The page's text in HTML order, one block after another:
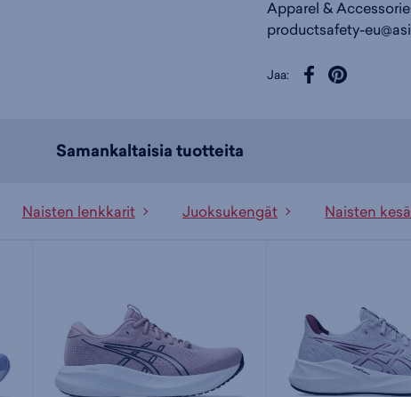
Apparel &
productsafety-
Jaa:
Samankaltaisia tuotteita
Naisten lenkkarit Juoksukengät Naisten